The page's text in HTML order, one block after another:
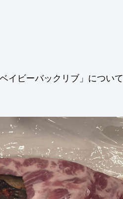
イビーバックリブ」について